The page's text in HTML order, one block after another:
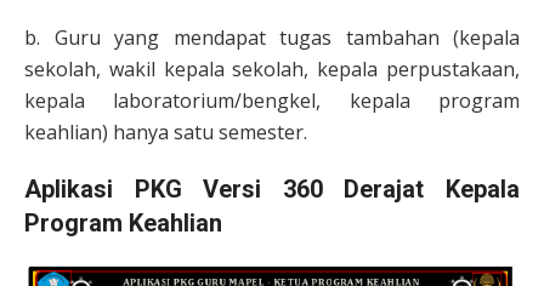
b. Guru yang mendapat tugas tambahan (kepala
sekolah, wakil kepala sekolah, kepala perpustakaan,
kepala laboratorium/bengkel, kepala program
keahlian) hanya satu semester.
Aplikasi PKG Versi 360 Derajat Kepala
Program Keahlian